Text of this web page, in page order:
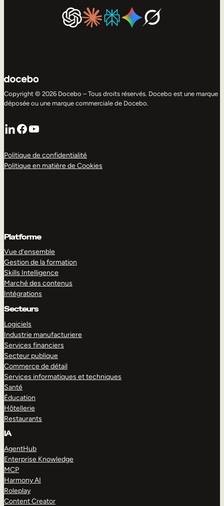
Copyright © 2026 Docebo – Tous droits réservés. Docebo est une marque
déposée ou une marque commerciale de Docebo.
LinkedIn
Facebook
YouTube
Politique de confidentialité
Politique en matière de Cookies
Platforme
Vue d’ensemble
Gestion de la formation
Skills Intelligence
Marché des contenus
Intégrations
Secteurs
Logiciels
Industrie manufacturiere
Services financiers
Secteur publique
Commerce de détail
Services informatiques et techniques
Santé
Éducation
Hôtellerie
Restaurants
IA
AgentHub
Enterprise Knowledge
MCP
Harmony AI
Roleplay
Content Creator